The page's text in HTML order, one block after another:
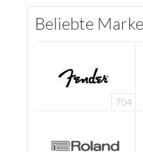
Beliebte
704